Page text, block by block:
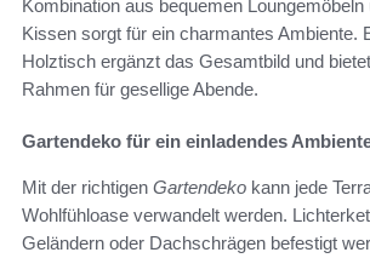
Kombination aus bequemen
Kissen sorgt für ein charmantes Ambiente.
Holztisch ergänzt das Gesamtbild und
Rahmen für gesellige Abende.
Gartendeko für ein einladendes
Mit der richtigen Gartendeko kann jede
Wohlfühloase verwandelt werden.
Geländern oder Dachschrägen befestigt